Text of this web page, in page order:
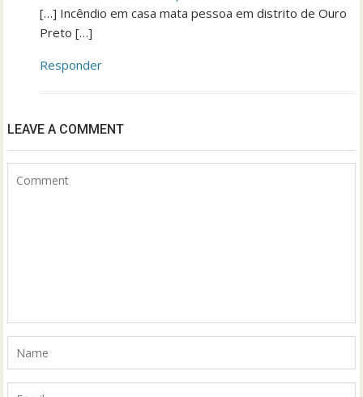
[…] Incêndio em casa mata pessoa em distrito de Ouro
Preto […]
Responder
LEAVE A COMMENT